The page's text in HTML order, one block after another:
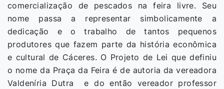
comercialização de pescados na feira livre. Seu
nome passa a representar simbolicamente a
dedicação e o trabalho de tantos pequenos
produtores que fazem parte da história econômica
e cultural de Cáceres. O Projeto de Lei que definiu
o nome da Praça da Feira é de autoria da vereadora
Valdeníria Dutra e do então vereador professor